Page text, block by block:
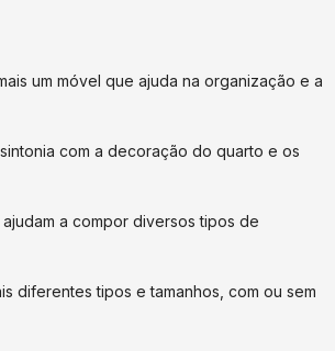
um móvel que ajuda na organização e a
com a decoração do quarto e os
a compor diversos tipos de
diferentes tipos e tamanhos, com ou sem